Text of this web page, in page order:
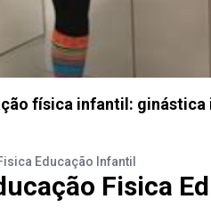
física infantil:
Educação Infantil
Fisica